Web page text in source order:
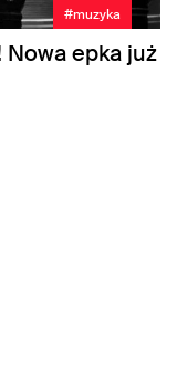
#muzyka
Nowa epka już